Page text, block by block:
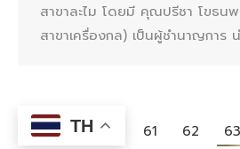
สาขาละไม โดยมี คุณปรีชา โขธน
สาขาเครื่องกล) เป็นผู้ชำนาญการ
← 1 … 61 62 63
TH